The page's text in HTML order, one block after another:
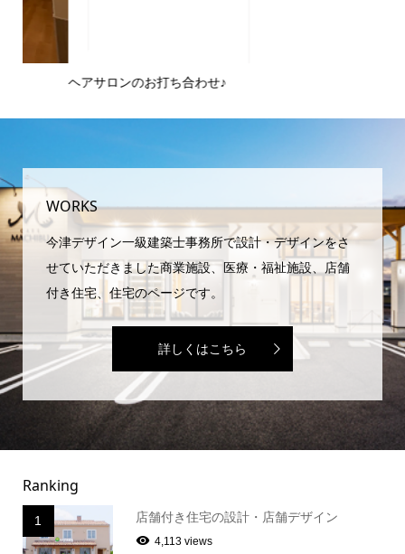
ヘアサロンのお打ち合わせ♪
WORKS
今津デザイン一級建築士事務所で設計・デザインをさ
せていただきました商業施設、医療・福祉施設、店舗
付き住宅、住宅のページです。
詳しくはこちら
Ranking
1 店舗付き住宅の設計・店舗デザイン
4,113 views